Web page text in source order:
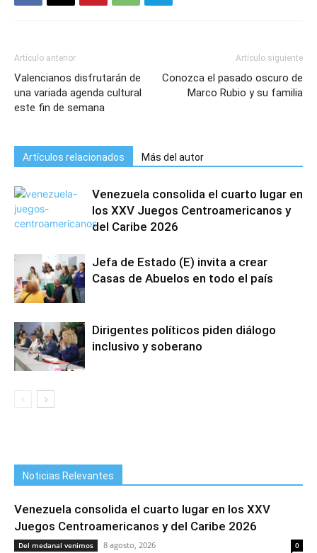
Artículo anterior
Valencianos disfrutarán de
una variada agenda cultural
este fin de semana
Artículo siguiente
Conozca el pasado oscuro de
Marco Rubio y su familia
Artículos relacionados Más del autor
Venezuela consolida el cuarto lugar en
los XXV Juegos Centroamericanos y
del Caribe 2026
Jefa de Estado (E) invita a crear
Casas de Abuelos en todo el país
Dirigentes políticos piden diálogo
inclusivo y soberano
Noticias Relevantes
Venezuela consolida el cuarto lugar en los XXV
Juegos Centroamericanos y del Caribe 2026
Del medanal venimos 8 agosto, 2026 0